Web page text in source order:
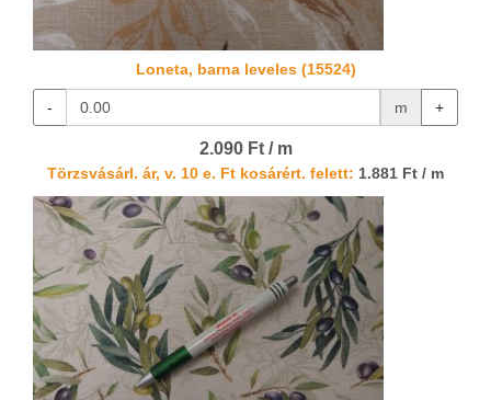
Loneta, barna leveles (15524)
- m +
2.090 Ft / m
Törzsvásárl. ár, v. 10 e. Ft kosárért. felett: 1.881 Ft / m